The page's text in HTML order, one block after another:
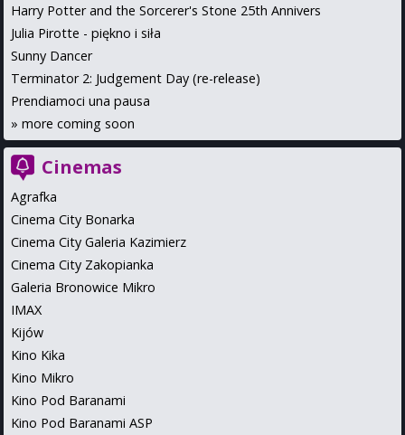
Harry Potter and the Sorcerer's Stone 25th Annivers
Julia Pirotte - piękno i siła
Sunny Dancer
Terminator 2: Judgement Day (re-release)
Prendiamoci una pausa
» more coming soon
Cinemas
Agrafka
Cinema City Bonarka
Cinema City Galeria Kazimierz
Cinema City Zakopianka
Galeria Bronowice Mikro
IMAX
Kijów
Kino Kika
Kino Mikro
Kino Pod Baranami
Kino Pod Baranami ASP